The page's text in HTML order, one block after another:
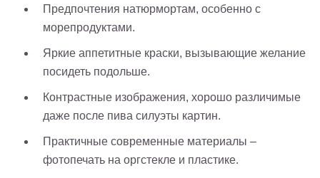
Багетная
мастерская
Рамы
Предпочтения натюрмортам, особенно с
морепродуктами.
Яркие аппетитные краски, вызывающие желание
посидеть подольше.
Контрастные изображения, хорошо различимые
даже после пива силуэты картин.
Практичные современные материалы –
фотопечать на оргстекле и пластике.